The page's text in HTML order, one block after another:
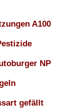
A100
NP
gefällt